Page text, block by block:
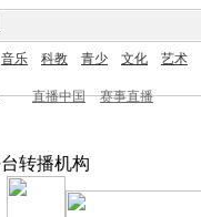
音乐 科教 青少 文化 艺术
直播中国
赛事直播
转播机构